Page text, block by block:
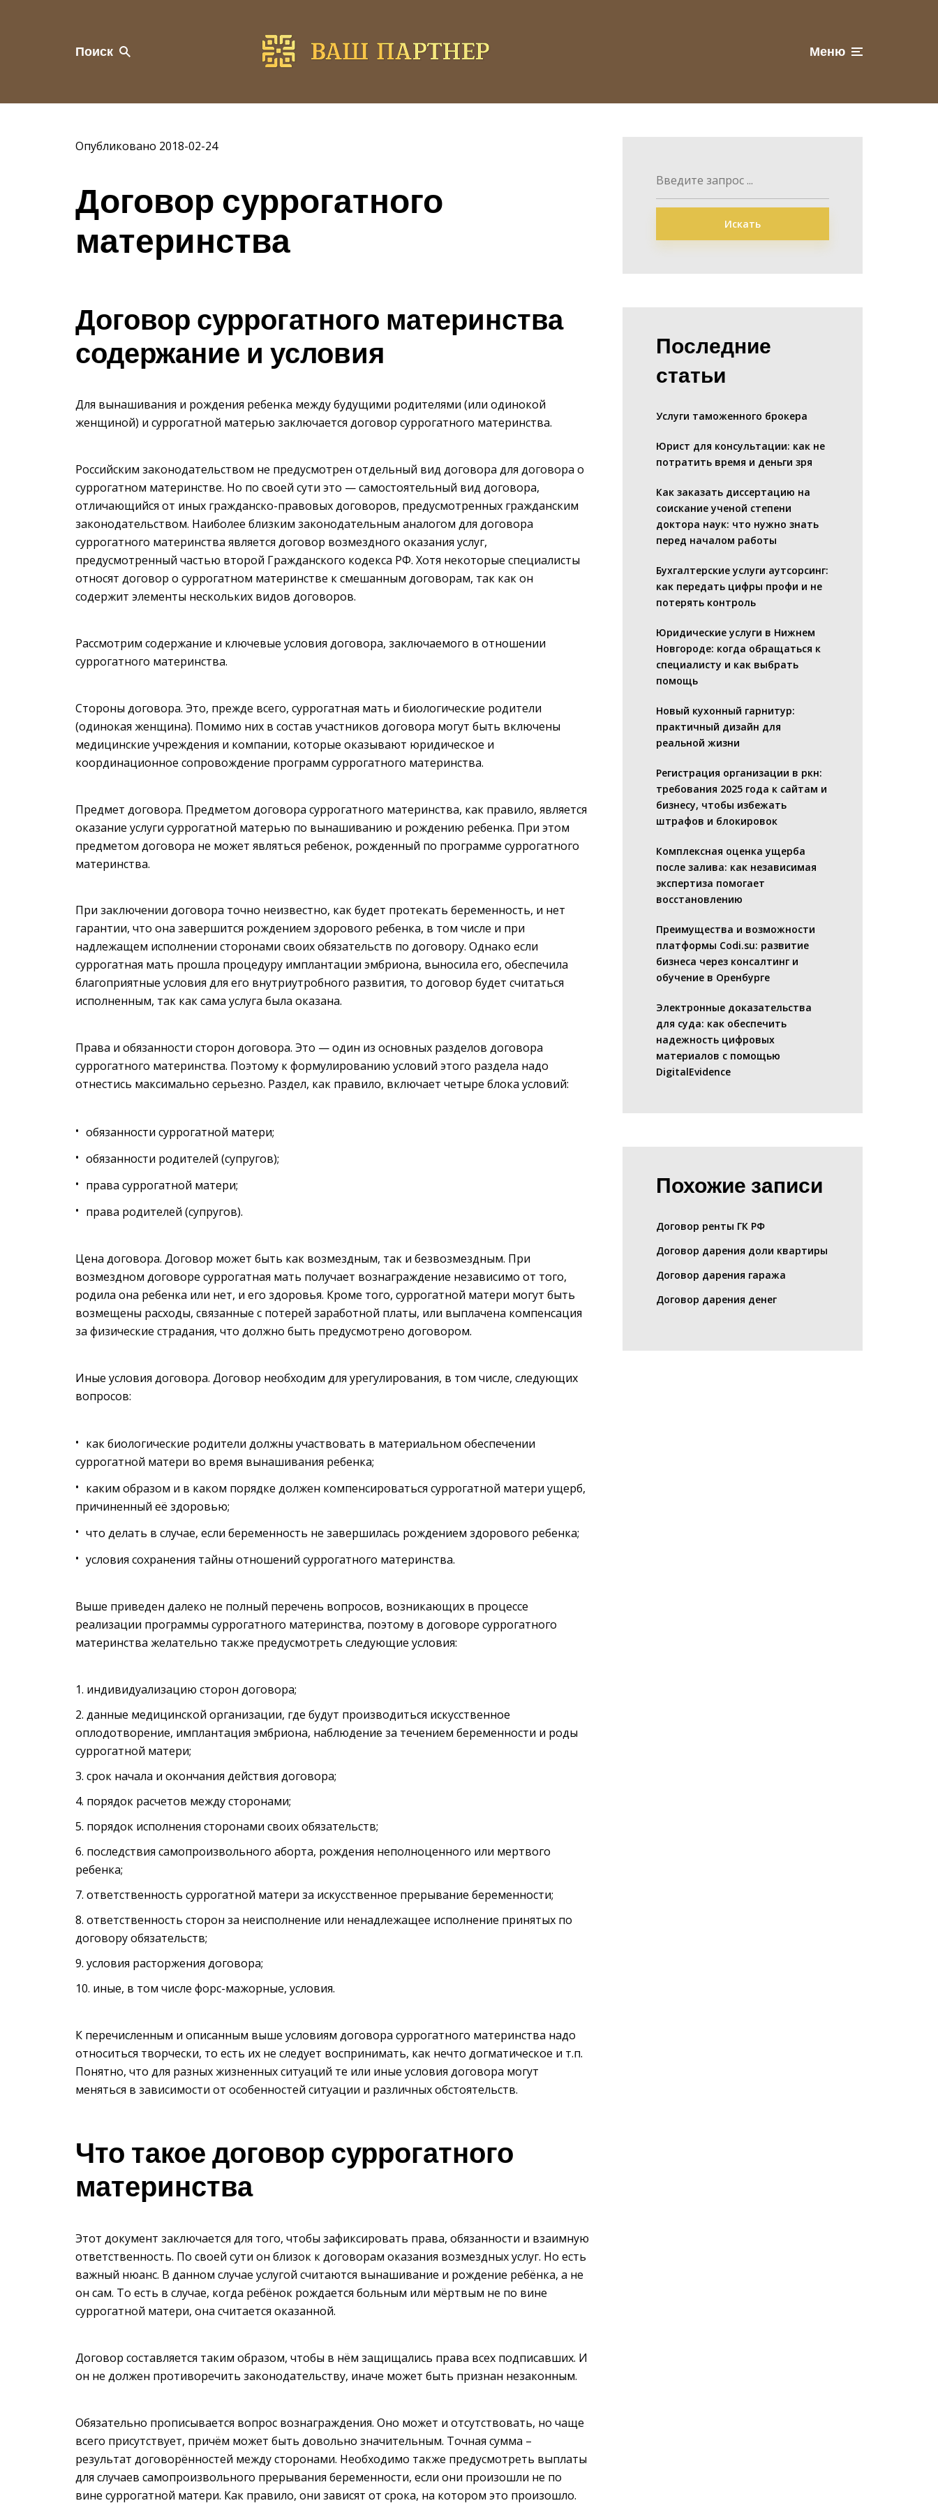
Поиск Меню
Опубликовано 2018-02-24
Договор суррогатного
материнства
Договор суррогатного материнства
содержание и условия
Для вынашивания и рождения ребенка между будущими родителями (или одинокой
женщиной) и суррогатной матерью заключается договор суррогатного материнства.
Российским законодательством не предусмотрен отдельный вид договора для договора о
суррогатном материнстве. Но по своей сути это — самостоятельный вид договора,
отличающийся от иных гражданско-правовых договоров, предусмотренных гражданским
законодательством. Наиболее близким законодательным аналогом для договора
суррогатного материнства является договор возмездного оказания услуг,
предусмотренный частью второй Гражданского кодекса РФ. Хотя некоторые специалисты
относят договор о суррогатном материнстве к смешанным договорам, так как он
содержит элементы нескольких видов договоров.
Рассмотрим содержание и ключевые условия договора, заключаемого в отношении
суррогатного материнства.
Стороны договора. Это, прежде всего, суррогатная мать и биологические родители
(одинокая женщина). Помимо них в состав участников договора могут быть включены
медицинские учреждения и компании, которые оказывают юридическое и
координационное сопровождение программ суррогатного материнства.
Предмет договора. Предметом договора суррогатного материнства, как правило, является
оказание услуги суррогатной матерью по вынашиванию и рождению ребенка. При этом
предметом договора не может являться ребенок, рожденный по программе суррогатного
материнства.
При заключении договора точно неизвестно, как будет протекать беременность, и нет
гарантии, что она завершится рождением здорового ребенка, в том числе и при
надлежащем исполнении сторонами своих обязательств по договору. Однако если
суррогатная мать прошла процедуру имплантации эмбриона, выносила его, обеспечила
благоприятные условия для его внутриутробного развития, то договор будет считаться
исполненным, так как сама услуга была оказана.
Права и обязанности сторон договора. Это — один из основных разделов договора
суррогатного материнства. Поэтому к формулированию условий этого раздела надо
отнестись максимально серьезно. Раздел, как правило, включает четыре блока условий:
обязанности суррогатной матери;
обязанности родителей (супругов);
права суррогатной матери;
права родителей (супругов).
Цена договора. Договор может быть как возмездным, так и безвозмездным. При
возмездном договоре суррогатная мать получает вознаграждение независимо от того,
родила она ребенка или нет, и его здоровья. Кроме того, суррогатной матери могут быть
возмещены расходы, связанные с потерей заработной платы, или выплачена компенсация
за физические страдания, что должно быть предусмотрено договором.
Иные условия договора. Договор необходим для урегулирования, в том числе, следующих
вопросов:
как биологические родители должны участвовать в материальном обеспечении
суррогатной матери во время вынашивания ребенка;
каким образом и в каком порядке должен компенсироваться суррогатной матери ущерб,
причиненный её здоровью;
что делать в случае, если беременность не завершилась рождением здорового ребенка;
условия сохранения тайны отношений суррогатного материнства.
Выше приведен далеко не полный перечень вопросов, возникающих в процессе
реализации программы суррогатного материнства, поэтому в договоре суррогатного
материнства желательно также предусмотреть следующие условия:
индивидуализацию сторон договора;
данные медицинской организации, где будут производиться искусственное
оплодотворение, имплантация эмбриона, наблюдение за течением беременности и роды
суррогатной матери;
срок начала и окончания действия договора;
порядок расчетов между сторонами;
порядок исполнения сторонами своих обязательств;
последствия самопроизвольного аборта, рождения неполноценного или мертвого
ребенка;
ответственность суррогатной матери за искусственное прерывание беременности;
ответственность сторон за неисполнение или ненадлежащее исполнение принятых по
договору обязательств;
условия расторжения договора;
иные, в том числе форс-мажорные, условия.
К перечисленным и описанным выше условиям договора суррогатного материнства надо
относиться творчески, то есть их не следует воспринимать, как нечто догматическое и т.п.
Понятно, что для разных жизненных ситуаций те или иные условия договора могут
меняться в зависимости от особенностей ситуации и различных обстоятельств.
Что такое договор суррогатного
материнства
Этот документ заключается для того, чтобы зафиксировать права, обязанности и взаимную
ответственность. По своей сути он близок к договорам оказания возмездных услуг. Но есть
важный нюанс. В данном случае услугой считаются вынашивание и рождение ребёнка, а не
он сам. То есть в случае, когда ребёнок рождается больным или мёртвым не по вине
суррогатной матери, она считается оказанной.
Договор составляется таким образом, чтобы в нём защищались права всех подписавших. И
он не должен противоречить законодательству, иначе может быть признан незаконным.
Обязательно прописывается вопрос вознаграждения. Оно может и отсутствовать, но чаще
всего присутствует, причём может быть довольно значительным. Точная сумма –
результат договорённостей между сторонами. Необходимо также предусмотреть выплаты
для случаев самопроизвольного прерывания беременности, если они произошли не по
вине суррогатной матери. Как правило, они зависят от срока, на котором это произошло.
Искать
Последние
статьи
Услуги таможенного брокера
Юрист для консультации: как не
потратить время и деньги зря
Как заказать диссертацию на
соискание ученой степени
доктора наук: что нужно знать
перед началом работы
Бухгалтерские услуги аутсорсинг:
как передать цифры профи и не
потерять контроль
Юридические услуги в Нижнем
Новгороде: когда обращаться к
специалисту и как выбрать
помощь
Новый кухонный гарнитур:
практичный дизайн для
реальной жизни
Регистрация организации в ркн:
требования 2025 года к сайтам и
бизнесу, чтобы избежать
штрафов и блокировок
Комплексная оценка ущерба
после залива: как независимая
экспертиза помогает
восстановлению
Преимущества и возможности
платформы Codi.su: развитие
бизнеса через консалтинг и
обучение в Оренбурге
Электронные доказательства
для суда: как обеспечить
надежность цифровых
материалов с помощью
DigitalEvidence
Похожие записи
Договор ренты ГК РФ
Договор дарения доли квартиры
Договор дарения гаража
Договор дарения денег